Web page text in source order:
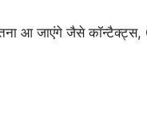
आ जाएंगे जैसे कॉन्टैक्ट्स,